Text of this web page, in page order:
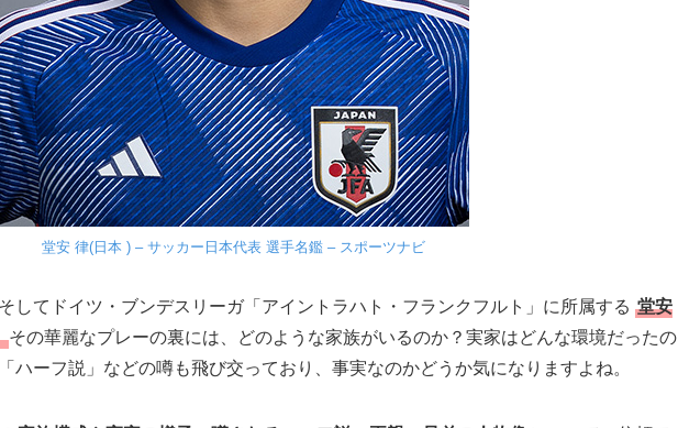
堂安 律(日本 ) – サッカー日本代表 選手名鑑 – スポーツナビ
してドイツ・ブンデスリーガ「アイントラハト・フランクフルト」に所属する 堂安
その華麗なプレーの裏には、どのような家族がいるのか？実家はどんな環境だったの
ハーフ説」などの噂も飛び交っており、事実なのかどうか気になりますよね。